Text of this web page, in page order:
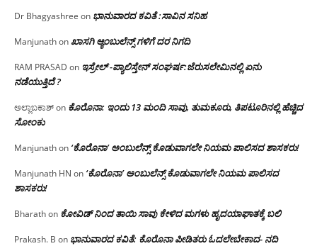
Dr Bhagyashree on ಭಾನುವಾರದ ಕವಿತೆ :ಸಾವಿನ ಸನಿಹ
Manjunathonಖಾಸಗಿ ಆ್ಯಂಬುಲೆನ್ಸ್ ಗಳಿಗೆ ದರ ನಿಗದಿ
RAM PRASAD on ಇಸ್ರೇಲ್ -ಪ್ಯಾಲಿಸ್ತೇನ್ ಸಂಘರ್ಷ:ಜೆರುಸಲೇಮಿನಲ್ಲಿ ಏನು
ನಡೆಯುತ್ತಿದೆ ?
ಅಲ್ಲಾಬಕಾಶ್on ಕೊರೊನಾ: ಇಂದು 13 ಮಂದಿ ಸಾವು, ತುಮಕೂರು, ತಿಪಟೂರಿನಲ್ಲಿ ಹೆಚ್ಚಿದ
ಸೋಂಕು
Manjunathon ‘ಕೊರೊನಾ’ ಅಂಬುಲೆನ್ಸ್ ಕೊಡುವಾಗಲೇ ನಿಯಮ ಪಾಲಿಸದ ಶಾಸಕರು!
Manjunath HN on ‘ಕೊರೊನಾ’ ಅಂಬುಲೆನ್ಸ್ ಕೊಡುವಾಗಲೇ ನಿಯಮ ಪಾಲಿಸದ
ಶಾಸಕರು!
Bharathon ಕೋವಿಡ್ ನಿಂದ ತಾಯಿ ಸಾವು ಕೇಳಿದ ಮಗಳು ಹೃದಯಾಘಾತಕ್ಕೆ ಬಲಿ
Prakash. B on ಭಾನುವಾರದ ಕವಿತೆ: ಕೊರೊನಾ ಪೀಡಿತರು ಓದಲೇಬೇಕಾದ- ನದಿ